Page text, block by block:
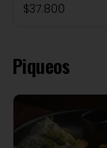
$37.800
Piqueos